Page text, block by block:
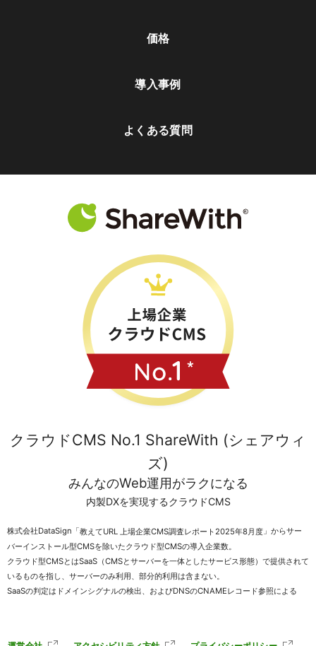
価格
導入事例
よくある質問
クラウドCMS No.1 ShareWith (シェアウィ
ズ)
みんなのWeb運用がラクになる
内製DXを実現するクラウドCMS
株式会社DataSign「教えてURL 上場企業CMS調査レポート2025年8月度 」からサー
バーインストール型CMSを除いたクラウド型CMSの導入企業数。
クラウド型CMSとはSaaS（CMSとサーバーを一体としたサービス形態）で提供されて
いるものを指し、サーバーのみ利用、部分的利用は含まない。
SaaSの判定はドメインシグナルの検出、およびDNSのCNAMEレコード参照による